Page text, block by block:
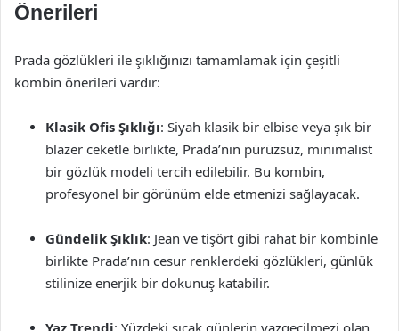
Önerileri
Prada gözlükleri ile şıklığınızı tamamlamak için çeşitli
kombin önerileri vardır:
Klasik Ofis Şıklığı: Siyah klasik bir elbise veya şık bir
blazer ceketle birlikte, Prada’nın pürüzsüz, minimalist
bir gözlük modeli tercih edilebilir. Bu kombin,
profesyonel bir görünüm elde etmenizi sağlayacak.
Gündelik Şıklık: Jean ve tişört gibi rahat bir kombinle
birlikte Prada’nın cesur renklerdeki gözlükleri, günlük
stilinize enerjik bir dokunuş katabilir.
Yaz Trendi: Yüzdeki sıcak günlerin vazgeçilmezi olan